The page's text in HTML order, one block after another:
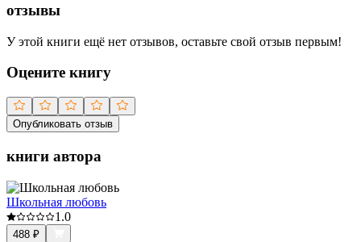
отзывы
У этой книги ещё нет отзывов, оставьте свой отзыв первым!
Оцените книгу
Опубликовать отзыв
книги автора
Школьная любовь
1.0
488 ₽